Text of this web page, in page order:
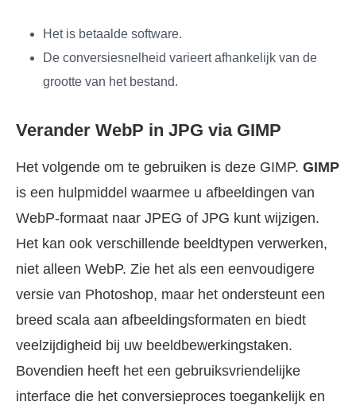
Het is betaalde software.
De conversiesnelheid varieert afhankelijk van de
grootte van het bestand.
Verander WebP in JPG via GIMP
Het volgende om te gebruiken is deze GIMP. GIMP
is een hulpmiddel waarmee u afbeeldingen van
WebP-formaat naar JPEG of JPG kunt wijzigen.
Het kan ook verschillende beeldtypen verwerken,
niet alleen WebP. Zie het als een eenvoudigere
versie van Photoshop, maar het ondersteunt een
breed scala aan afbeeldingsformaten en biedt
veelzijdigheid bij uw beeldbewerkingstaken.
Bovendien heeft het een gebruiksvriendelijke
interface die het conversieproces toegankelijk en